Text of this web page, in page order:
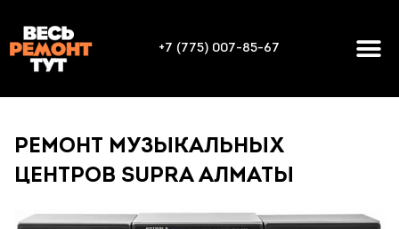
+7 (775) 007-85-67
РЕМОНТ МУЗЫКАЛЬНЫХ
ЦЕНТРОВ SUPRA АЛМАТЫ